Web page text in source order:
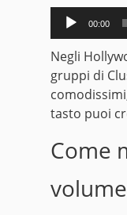
Audio
Player
00:00
Negli
gruppi di
tasto puoi
Come